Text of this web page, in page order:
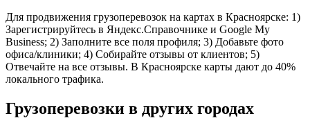
Для продвижения грузоперевозок на картах в Красноярске: 1)
Зарегистрируйтесь в Яндекс.Справочнике и Google My
Business; 2) Заполните все поля профиля; 3) Добавьте фото
офиса/клиники; 4) Собирайте отзывы от клиентов; 5)
Отвечайте на все отзывы. В Красноярске карты дают до 40%
локального трафика.
Грузоперевозки в других городах